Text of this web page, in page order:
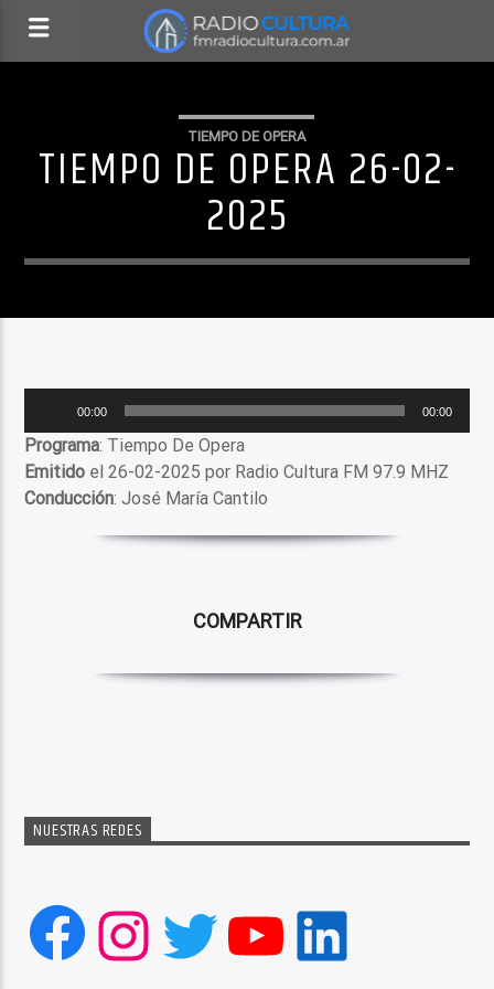
TIEMPO DE OPERA
TIEMPO DE OPERA 26-02-
2025
audio
00:00 00:00
Programa: Tiempo De Opera
Emitido el 26-02-2025 por Radio Cultura FM 97.9 MHZ
Conducción: José María Cantilo
COMPARTIR
NUESTRAS REDES
Facebook
Instagram
Twitter
YouTube
LinkedIn